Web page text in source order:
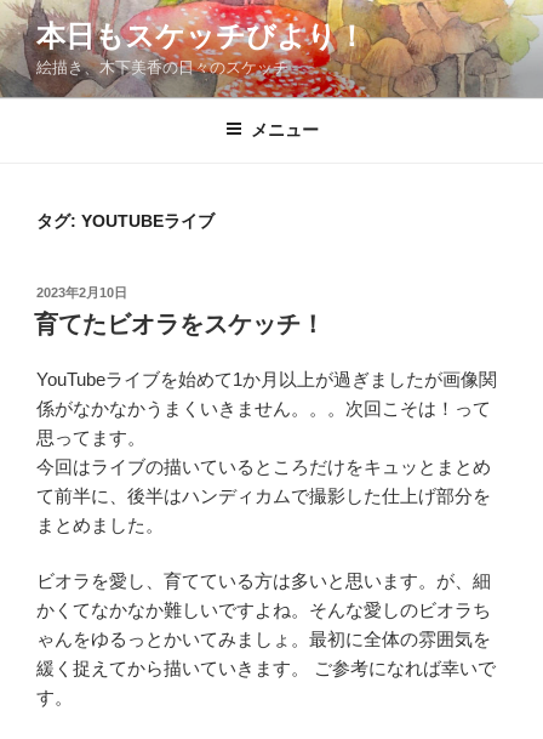
コ
ン
テ
ン
本日もスケッチびより！
絵描き、木下美香の日々のスケッチ
メニュー
タグ: YOUTUBEライブ
投
稿
日:
2023年2月10日
育てたビオラをスケッチ！
YouTubeライブを始めて1か月以上が過ぎましたが画像関
係がなかなかうまくいきません。。。次回こそは！って
思ってます。
今回はライブの描いているところだけをキュッとまとめ
て前半に、後半はハンディカムで撮影した仕上げ部分を
まとめました。
ビオラを愛し、育てている方は多いと思います。が、細
かくてなかなか難しいですよね。そんな愛しのビオラち
ゃんをゆるっとかいてみましょ。最初に全体の雰囲気を
緩く捉えてから描いていきます。 ご参考になれば幸いで
す。